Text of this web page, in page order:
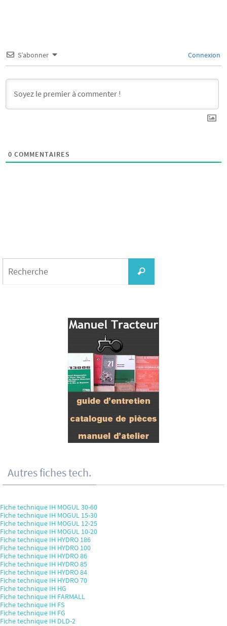
S’abonner Connexion
0 COMMENTAIRES
Recherche
Autres fiches tech.
Fiche technique IH MOGUL 30-60
Fiche technique IH MOGUL 15-30
Fiche technique IH MOGUL 12-25
Fiche technique IH MOGUL 10-20
Fiche technique IH HYDRO 186
Fiche technique IH HYDRO 100
Fiche technique IH HYDRO 86
Fiche technique IH HYDRO 85
Fiche technique IH HYDRO 84
Fiche technique IH HYDRO 70
Fiche technique IH HG
Fiche technique IH FARMALL
Fiche technique IH FS
Fiche technique IH FG
Fiche technique IH DLD-2